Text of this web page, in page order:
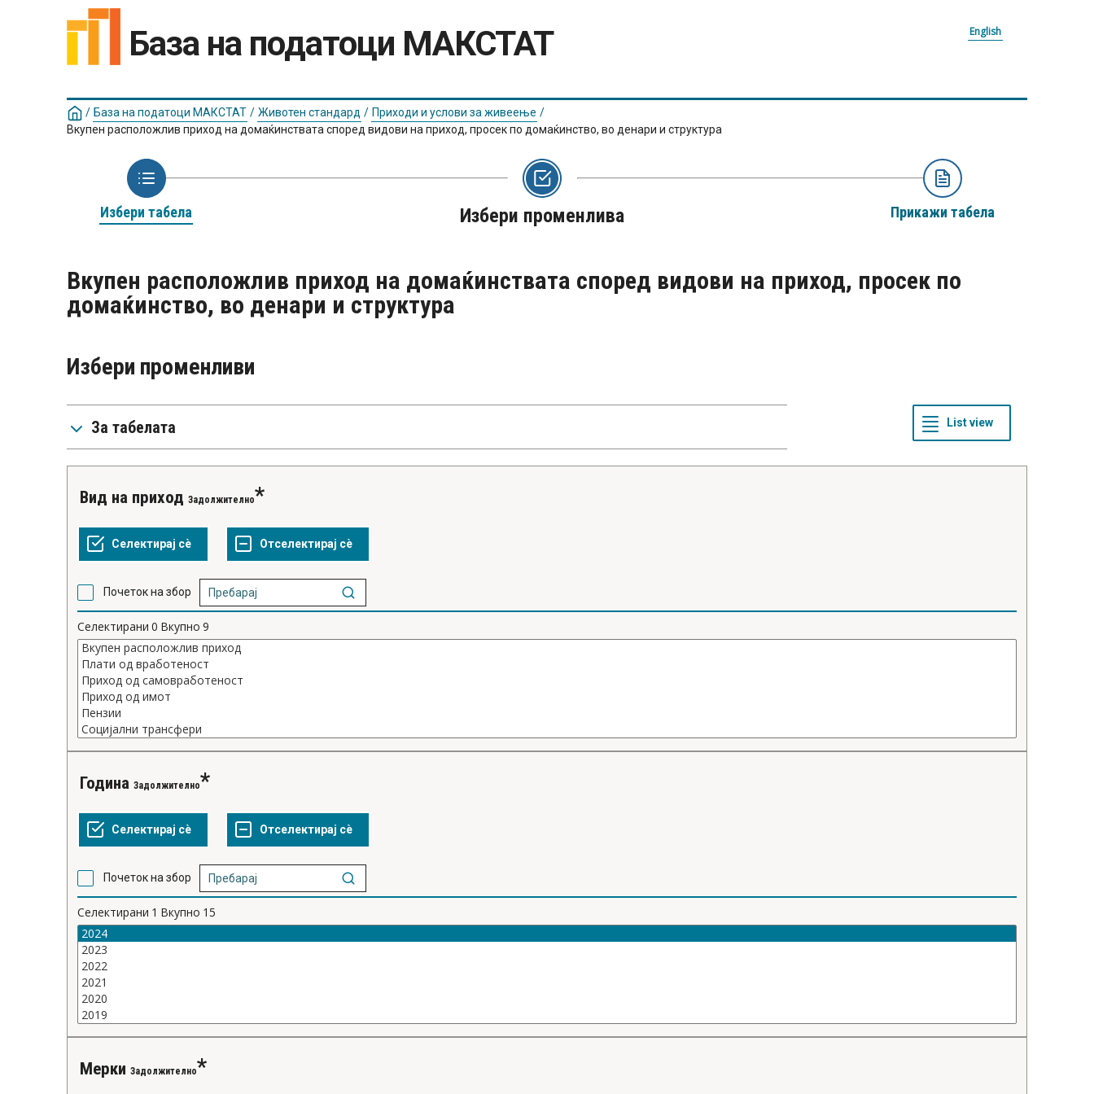
База на податоци МАКСТАТ English
/ База на податоци МАКСТАТ / Животен стандард / Приходи и услови за живеење /
Вкупен расположлив приход на домаќинствата според видови на приход, просек по домаќинство, во денари и структура
Избери табела Избери променлива Прикажи табела
Вкупен расположлив приход на домаќинствата според видови на приход, просек по
домаќинство, во денари и структура
Избери променливи
За табелата
вид на приход Задолжително
Почеток на збор
Селектирани 0 Вкупно 9
година Задолжително
Почеток на збор
Селектирани 1 Вкупно 15
мерки Задолжително